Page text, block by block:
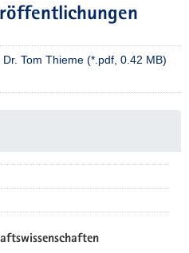
Tom Thieme (*.pdf, 0.42 MB)